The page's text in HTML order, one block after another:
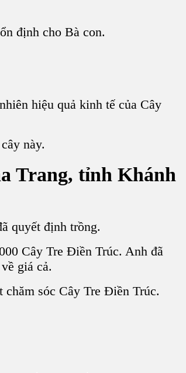
định cho Bà con.
hiệu quả kinh tế của Cây
này.
Trang, tỉnh Khánh
quyết định trồng.
Cây Tre Điền Trúc. Anh đã
giá cả.
sóc Cây Tre Điền Trúc.